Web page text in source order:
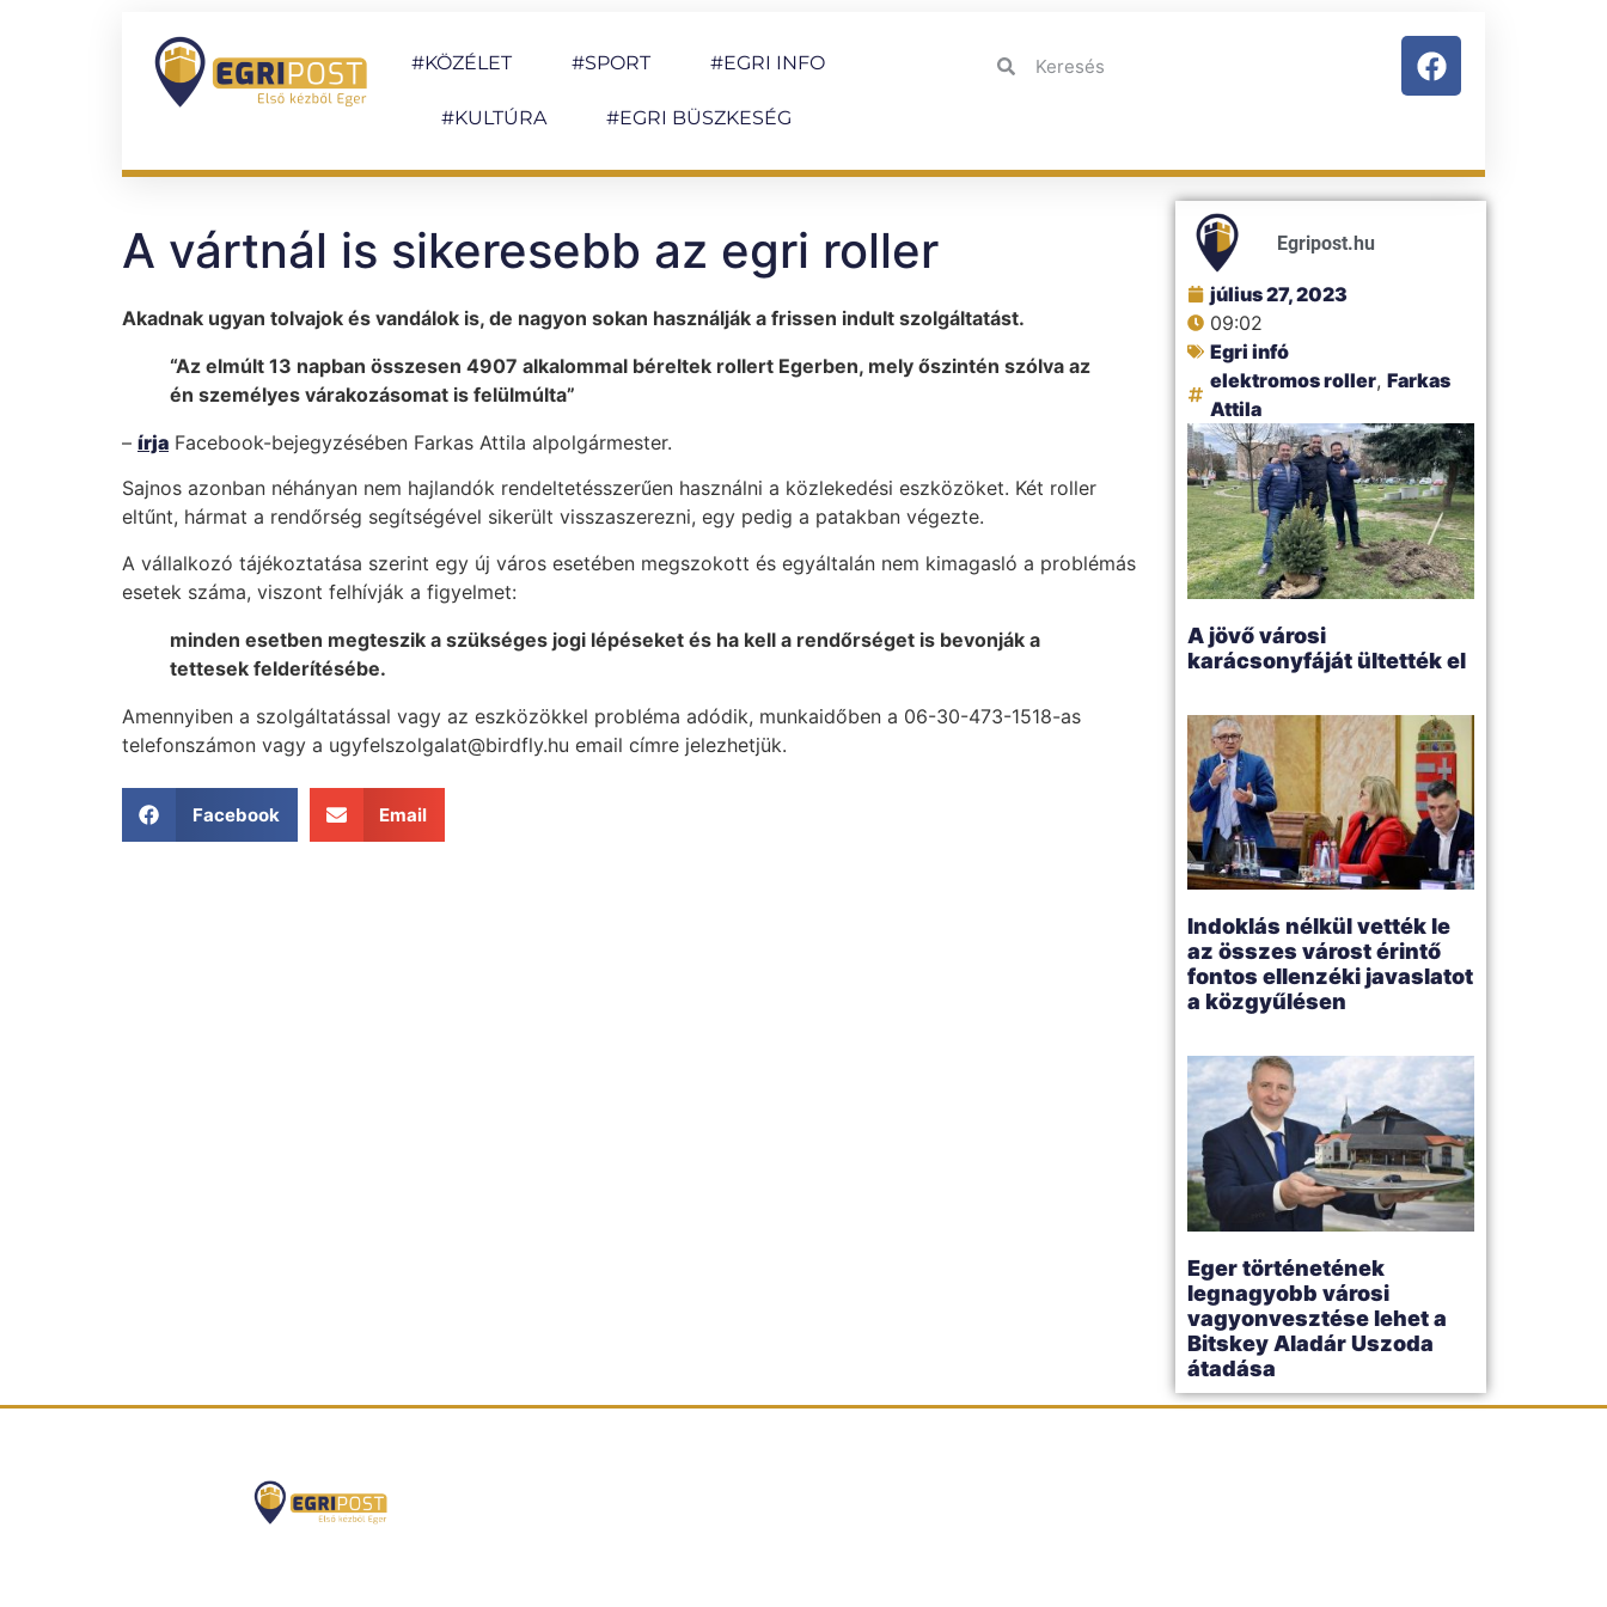
#KÖZÉLET #SPORT #EGRI INFO
#KULTÚRA #EGRI BÜSZKESÉG
A vártnál is sikeresebb az egri roller
Akadnak ugyan tolvajok és vandálok is, de nagyon sokan használják a frissen indult szolgáltatást.
“Az elmúlt 13 napban összesen 4907 alkalommal béreltek rollert Egerben, mely őszintén szólva az
én személyes várakozásomat is felülmúlta”
– írja Facebook-bejegyzésében Farkas Attila alpolgármester.
Sajnos azonban néhányan nem hajlandók rendeltetésszerűen használni a közlekedési eszközöket. Két roller
eltűnt, hármat a rendőrség segítségével sikerült visszaszerezni, egy pedig a patakban végezte.
A vállalkozó tájékoztatása szerint egy új város esetében megszokott és egyáltalán nem kimagasló a problémás
esetek száma, viszont felhívják a figyelmet:
minden esetben megteszik a szükséges jogi lépéseket és ha kell a rendőrséget is bevonják a
tettesek felderítésébe.
Amennyiben a szolgáltatással vagy az eszközökkel probléma adódik, munkaidőben a 06-30-473-1518-as
telefonszámon vagy a ugyfelszolgalat@birdfly.hu email címre jelezhetjük.
Facebook Email
Egripost.hu
július 27, 2023
09:02
Egri infó
elektromos roller,Farkas
Attila
A jövő városi
karácsonyfáját ültették el
Indoklás nélkül vették le
az összes várost érintő
fontos ellenzéki javaslatot
a közgyűlésen
Eger történetének
legnagyobb városi
vagyonvesztése lehet a
Bitskey Aladár Uszoda
átadása